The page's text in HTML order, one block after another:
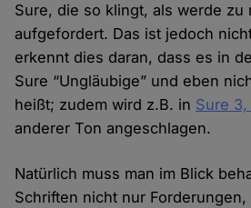
Sure, die so klingt, als werde zu
aufgefordert. Das ist jedoch
erkennt dies daran, dass es in
Sure “Ungläubige” und eben
heißt; zudem wird z.B. in Sure 3,
anderer Ton angeschlagen.
Natürlich muss man im Blick
Schriften nicht nur